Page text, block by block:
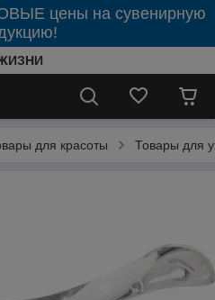
цены на сувенирную
для красоты Товары для